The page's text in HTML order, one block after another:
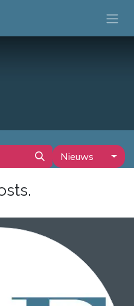
Nieuws